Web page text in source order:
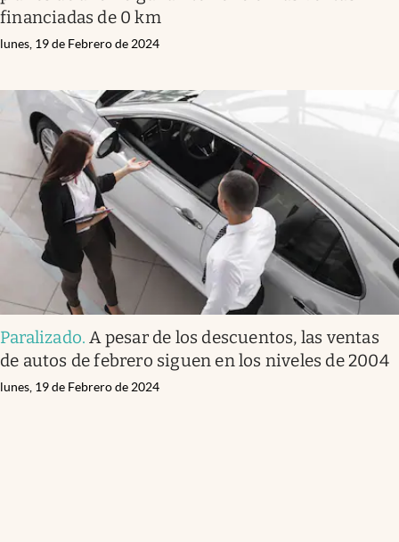
financiadas de 0 km
lunes, 19 de Febrero de 2024
Paralizado.A pesar de los descuentos, las ventas
de autos de febrero siguen en los niveles de 2004
lunes, 19 de Febrero de 2024